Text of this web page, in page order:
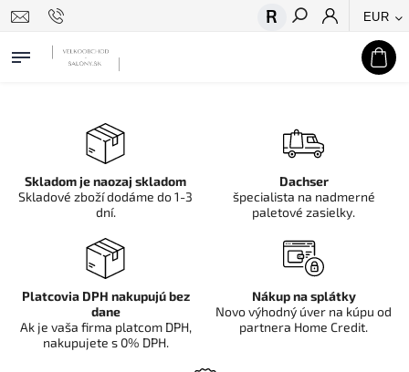
EUR
Hľadať
Skladom je naozaj skladom
Skladové zboží dodáme do 1-3
dní.
Dachser
špecialista na nadmerné
paletové zasielky.
Platcovia DPH nakupujú bez
dane
Ak je vaša firma platcom DPH,
nakupujete s 0% DPH.
Nákup na splátky
Novo výhodný úver na kúpu od
partnera Home Credit.